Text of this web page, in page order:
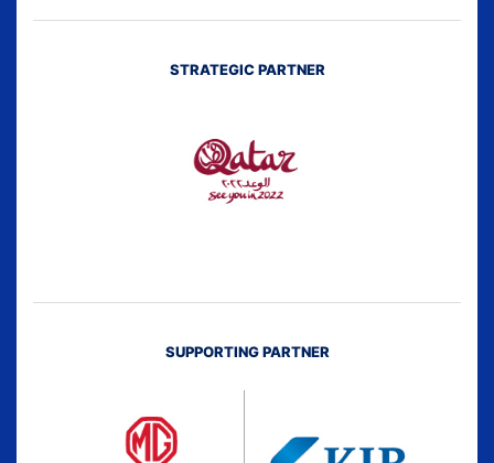
STRATEGIC PARTNER
SUPPORTING PARTNER